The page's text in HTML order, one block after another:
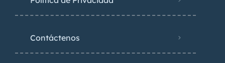
Contáctenos